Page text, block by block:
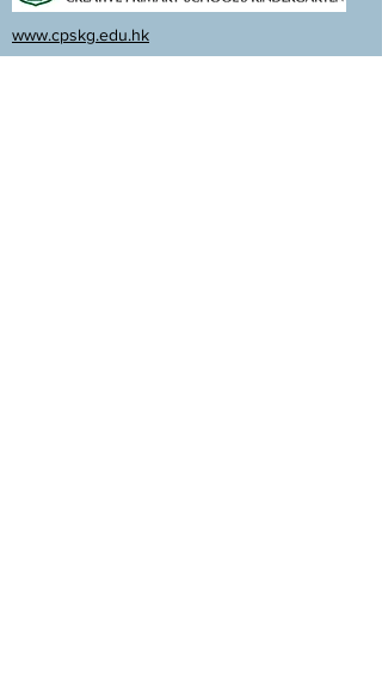
www.cpskg.edu.hk